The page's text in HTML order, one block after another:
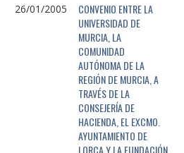
26/01/2005
CONVENIO ENTRE LA
UNIVERSIDAD DE
MURCIA, LA
COMUNIDAD
AUTÓNOMA DE LA
REGIÓN DE MURCIA, A
TRAVÉS DE LA
CONSEJERÍA DE
HACIENDA, EL EXCMO.
AYUNTAMIENTO DE
LORCA Y LA FUNDACIÓN